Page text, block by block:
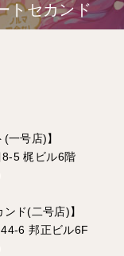
トセカンド
一号店)】
5 梶ビル6階
ド(二号店)】
6 邦正ビル6F